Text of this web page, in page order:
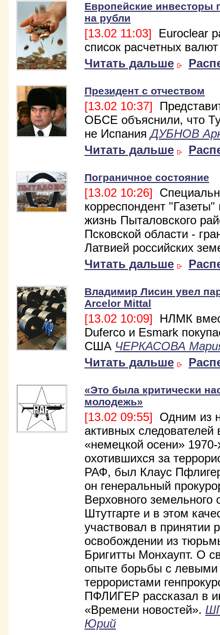
Европейские инвесторы
на рубли
[13.02 11:03] Euroclear
список расчетных валют
Читать дальше
Президент с отчеством
[13.02 10:37]
ОБСЕ объяснили, что
не ИспанияДУБНОВ
Читать дальше
Пограничное состояние
[13.02 10:26]
корреспондент "Газеты"
жизнь Пыталовского
Псковской области -
Латвией российских
Читать дальше
Владимир Лисин увел
Arcelor Mittal
[13.02 10:09] НЛМК
Duferco и Esmark
США ЧЕРКАСОВА
Читать дальше
«Это была критически
молодежь»
[13.02 09:55] Одним из
активных следователей
«немецкой осени» 1970-
охотившихся за
РАФ, был Клаус
он генеральный
Верховного земельного
Штутгарте и в этом
участвовал в принятии
освобождении из
Бригитты Монхаупт. О
опыте борьбы с левыми
террористами
ПФЛИГЕР рассказал в
«Времени новостей».
Юрий